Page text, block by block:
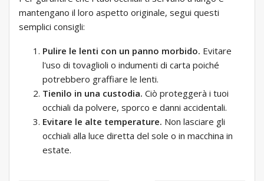
mantengano il loro aspetto originale, segui questi
semplici consigli:
Pulire le lenti con un panno morbido. Evitare
l'uso di tovaglioli o indumenti di carta poiché
potrebbero graffiare le lenti.
Tienilo in una custodia. Ciò proteggerà i tuoi
occhiali da polvere, sporco e danni accidentali.
Evitare le alte temperature. Non lasciare gli
occhiali alla luce diretta del sole o in macchina in
estate.